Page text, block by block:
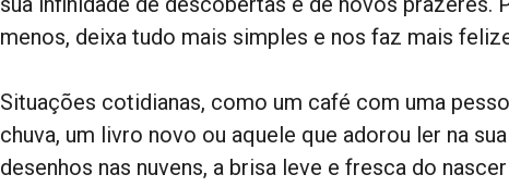
menos, deixa tudo mais simples e nos faz mais
Situações cotidianas, como um café com uma
chuva, um livro novo ou aquele que adorou ler na
desenhos nas nuvens, a brisa leve e fresca do